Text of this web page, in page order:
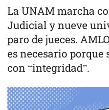
La UNAM marcha
Judicial y nueve
paro de jueces.
es necesario
con “integridad”.